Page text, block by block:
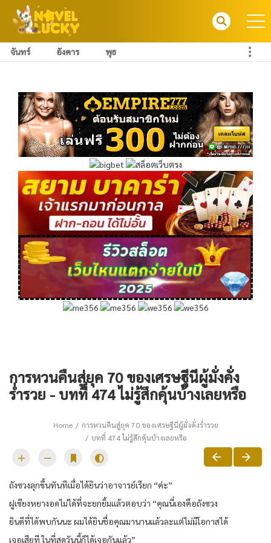
จันทร์ อังคาร พุธ
การหวนคืนสู่ยุค 70 ของเศรษฐีนีผู้มั่งคั่ง
ร่ำรวย - บทที่ 474 ไม่รู้สึกคุ้นบ้างเลยหรือ
Home
การหวนคืนสู่ยุค 70 ของเศรษฐีนีผู้มั่งคั่งร่ำรวย
บทที่ 474 ไม่รู้สึกคุ้นบ้างเลยหรือ
ถังซวงลุกขึ้นทันทีเมื่อได้ยินว่าอาจารย์เรียก “ค่ะ”
ฝูเซียงหยางอดไม่ได้ที่จะยกยิ้มแล้วตอบว่า “คุณนี่เองคือถังซวง
ยินดีที่ได้พบกันนะ ผมได้ยินชื่อคุณมานานแล้วละแต่ไม่มีโอกาสได้
เจอเสียที ในที่สุดวันนี้ก็ได้เจอกันแล้ว”